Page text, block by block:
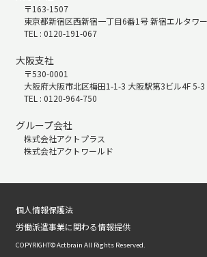
〒163-1507
東京都新宿区西新宿一丁目6番1号 新宿エルタワ
TEL : 0120-191-067
大阪支社
〒530-0001
大阪府大阪市北区梅田1-1-3 大阪駅第3ビル4F 5-3
TEL : 0120-964-750
グループ会社
株式会社アクトプラス
株式会社アクトワールド
個人情報保護法
労働派遣事業に関わる情報提供
COPYRIGHT© Actbrain All Rights Reserved.